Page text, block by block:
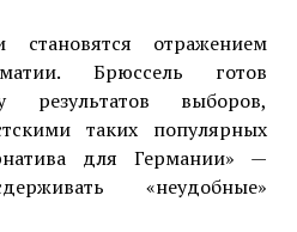
отражением
Брюссель готов
результатов выборов,
таких популярных
для Германии» —
«неудобные»